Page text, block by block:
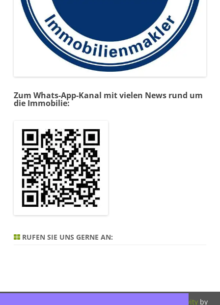
Zum Whats-App-Kanal mit vielen News rund um
die Immobilie:
RUFEN SIE UNS GERNE AN:
ZeroGravityby